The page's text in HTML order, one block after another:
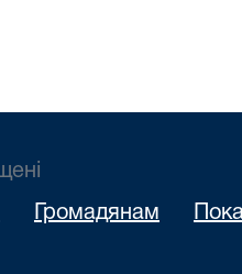
Громадянам